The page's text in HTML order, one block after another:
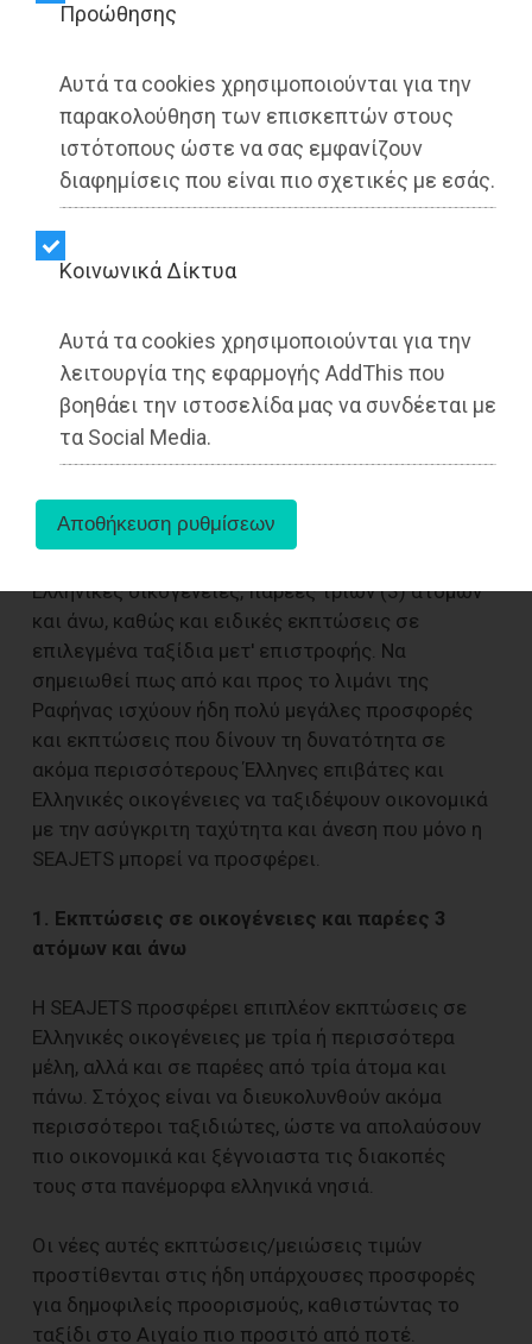
Προώθησης
Αυτά τα cookies χρησιμοποιούνται για την
παρακολούθηση των επισκεπτών στους
ιστότοπους ώστε να σας εμφανίζουν
διαφημίσεις που είναι πιο σχετικές με εσάς.
Kοινωνικά Δίκτυα
Αυτά τα cookies χρησιμοποιούνται για την
λειτουργία της εφαρμογής AddThis που
βοηθάει την ιστοσελίδα μας να συνδέεται με
τα Social Media.
τουρισμό και τις Ελληνικές οικογένειες,
παρέχοντας για το Καλοκαίρι 2026 ειδικές
εκπτώσεις και προνομιακές προσφορές για
ταξίδια στα ελληνικά νησιά.
Με στόχο να καταστήσει τις καλοκαιρινές
αποδράσεις ακόμα πιο προσιτές, η SEAJETS
Ελληνικές οικογένειες, παρέες τριών (3) ατόμων
και άνω, καθώς και ειδικές εκπτώσεις σε
επιλεγμένα ταξίδια μετ' επιστροφής. Να
σημειωθεί πως από και προς το λιμάνι της
Ραφήνας ισχύουν ήδη πολύ μεγάλες προσφορές
και εκπτώσεις που δίνουν τη δυνατότητα σε
ακόμα περισσότερους Έλληνες επιβάτες και
Ελληνικές οικογένειες να ταξιδέψουν οικονομικά
με την ασύγκριτη ταχύτητα και άνεση που μόνο η
SEAJETS μπορεί να προσφέρει.
1. Εκπτώσεις σε οικογένειες και παρέες 3
ατόμων και άνω
H SEAJETS προσφέρει επιπλέον εκπτώσεις σε
Ελληνικές οικογένειες με τρία ή περισσότερα
μέλη, αλλά και σε παρέες από τρία άτομα και
πάνω. Στόχος είναι να διευκολυνθούν ακόμα
περισσότεροι ταξιδιώτες, ώστε να απολαύσουν
πιο οικονομικά και ξέγνοιαστα τις διακοπές
τους στα πανέμορφα ελληνικά νησιά.
Οι νέες αυτές εκπτώσεις/μειώσεις τιμών
προστίθενται στις ήδη υπάρχουσες προσφορές
για δημοφιλείς προορισμούς, καθιστώντας το
ταξίδι στο Αιγαίο πιο προσιτό από ποτέ.